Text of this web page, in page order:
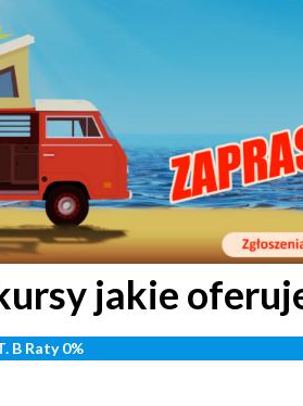
jakie
B Raty 0%